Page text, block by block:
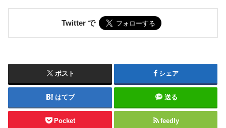
Twitter で
ポスト シェア
はてブ 送る
Pocket feedly